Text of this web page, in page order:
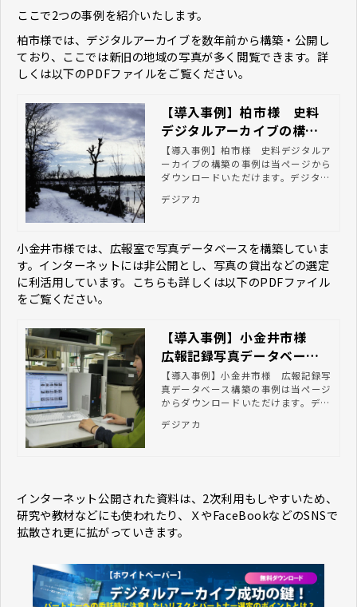
ここで2つの事例を紹介いたします。
柏市様では、デジタルアーカイブを数年前から構築・公開し
ており、ここでは新旧の地域の写真が多く閲覧できます。詳
しくは以下のPDFファイルをご覧ください。
【導入事例】柏市様 史料
デジタルアーカイブの構築
｜デジタル化で資料の利活
用を推進するならデジアカ
【導入事例】柏市様 史料デジタルア
ーカイブの構築の事例は当ページから
ダウンロードいただけます。デジタル
にご相談ください。
デジアカ
小金井市様では、広報室で写真データベースを構築していま
す。インターネットには非公開とし、写真の貸出などの選定
に利活用しています。こちらも詳しくは以下のPDFファイル
をご覧ください。
【導入事例】小金井市様
広報記録写真データベース
構築｜デジタル化で資料の
利活用を推進するならデジ
アカ
【導入事例】小金井市様 広報記録写
真データベース構築の事例は当ページ
からダウンロードいただけます。デジ
気軽にご相談ください。
デジアカ
インターネット公開された資料は、2次利用もしやすいため、
研究や教材などにも使われたり、ＸやFaceBookなどのSNSで
拡散され更に拡がっていきます。